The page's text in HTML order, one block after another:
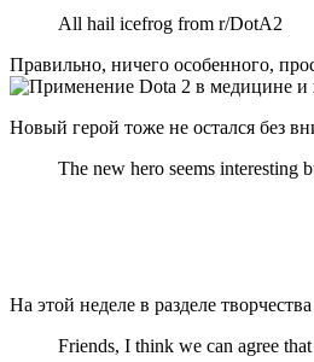
All hail icefrog from r/DotA2
Правильно, ничего особенного,
Новый герой тоже не остался без
The new hero seems
На этой неделе в разделе
Friends, I think we can agree